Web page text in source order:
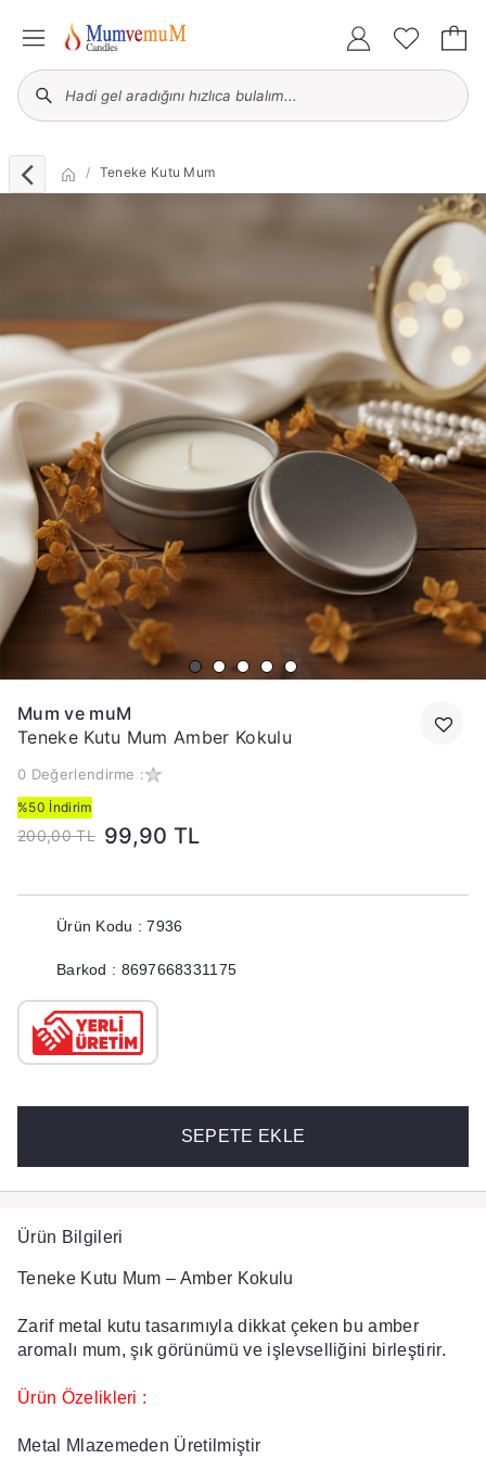
Teneke Kutu Mum
Mum ve muM
Teneke Kutu Mum Amber Kokulu
0 Değerlendirme :
%50 İndirim
200,00 TL 99,90 TL
Ürün Kodu : 7936
Barkod : 8697668331175
SEPETE EKLE
Ürün Bilgileri
Teneke Kutu Mum – Amber Kokulu
Zarif metal kutu tasarımıyla dikkat çeken bu amber
aromalı mum, şık görünümü ve işlevselliğini birleştirir.
Ürün Özelikleri :
Metal Mlazemeden Üretilmiştir